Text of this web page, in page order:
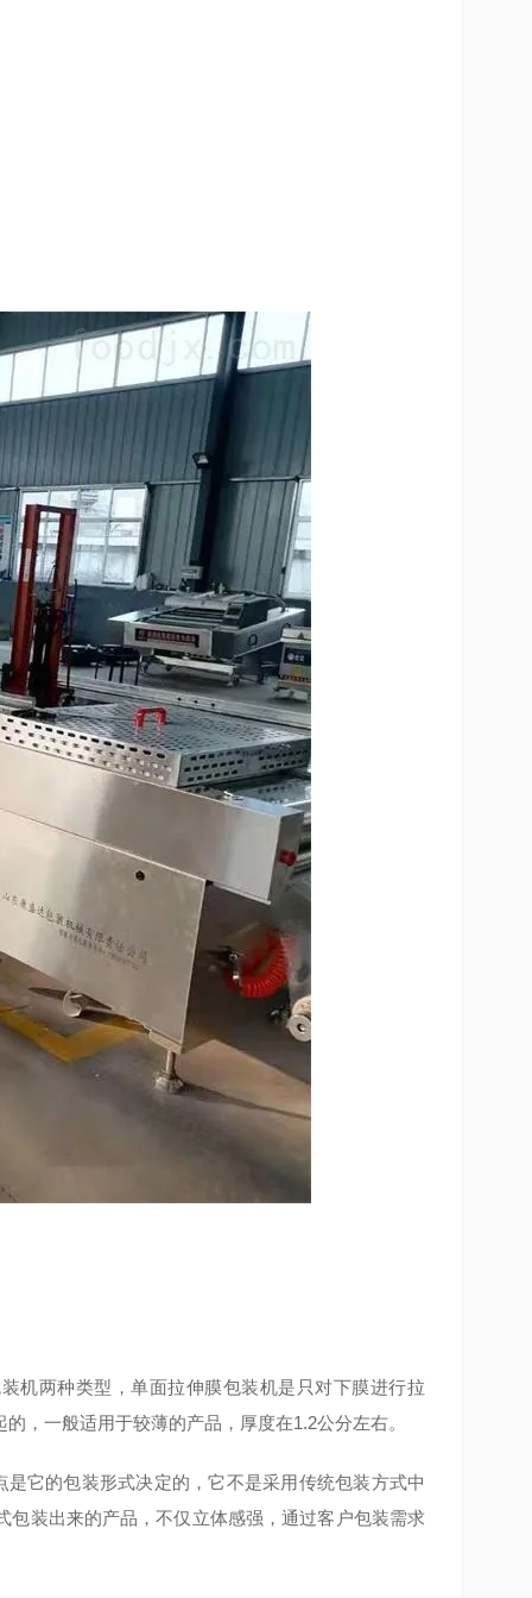
机两种类型，单面拉伸膜包装机是只对下膜进行拉
，一般适用于较薄的产品，厚度在1.2公分左右。
它的包装形式决定的，它不是采用传统包装方式中
装出来的产品，不仅立体感强，通过客户包装需求